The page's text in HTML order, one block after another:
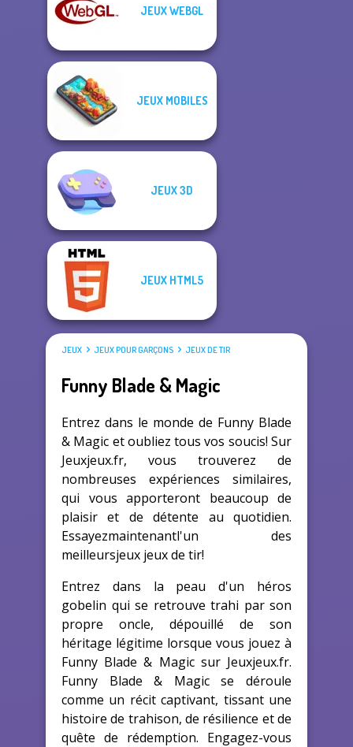
JEUX WEBGL
JEUX MOBILES
JEUX 3D
JEUX HTML5
JEUX JEUX POUR GARÇONS JEUX DE TIR
Funny Blade & Magic
Entrez dans le monde de Funny Blade
& Magic et oubliez tous vos soucis! Sur
Jeuxjeux.fr, vous trouverez de
nombreuses expériences similaires,
qui vous apporteront beaucoup de
plaisir et de détente au quotidien.
Essayezmaintenantl'un des
meilleursjeux jeux de tir!
Entrez dans la peau d'un héros
gobelin qui se retrouve trahi par son
propre oncle, dépouillé de son
héritage légitime lorsque vous jouez à
Funny Blade & Magic sur Jeuxjeux.fr.
Funny Blade & Magic se déroule
comme un récit captivant, tissant une
histoire de trahison, de résilience et de
quête de rédemption. Engagez-vous